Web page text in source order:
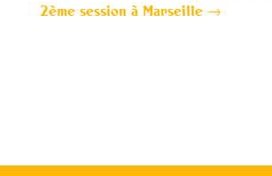
2ème session à Marseille→